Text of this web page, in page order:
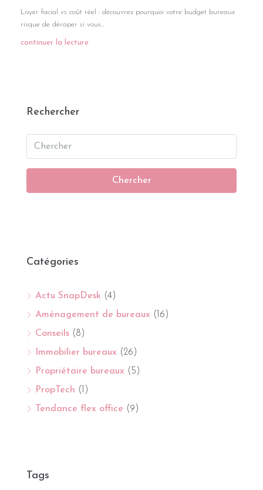
Loyer facial vs coût réel : découvrez pourquoi votre budget bureaux
risque de déraper si vous...
continuer la lecture
Rechercher
Chercher
Catégories
Actu SnapDesk (4)
Aménagement de bureaux (16)
Conseils (8)
Immobilier bureaux (26)
Propriétaire bureaux (5)
PropTech (1)
Tendance flex office (9)
Tags